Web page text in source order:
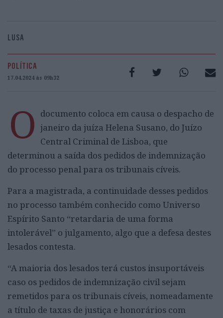
LUSA
POLÍTICA
17.04.2024 às 09h32
O documento coloca em causa o despacho de
janeiro da juíza Helena Susano, do Juízo
Central Criminal de Lisboa, que
determinou a saída dos pedidos de indemnização
do processo penal para os tribunais cíveis.
Para a magistrada, a continuidade desses pedidos
no processo também conhecido como Universo
Espírito Santo “retardaria de uma forma
intolerável” o julgamento, algo que a defesa destes
lesados contesta.
“A maioria dos lesados terá custos insuportáveis
caso os pedidos de indemnização civil sejam
remetidos para os tribunais cíveis, nomeadamente
a título de taxas de justiça e honorários com